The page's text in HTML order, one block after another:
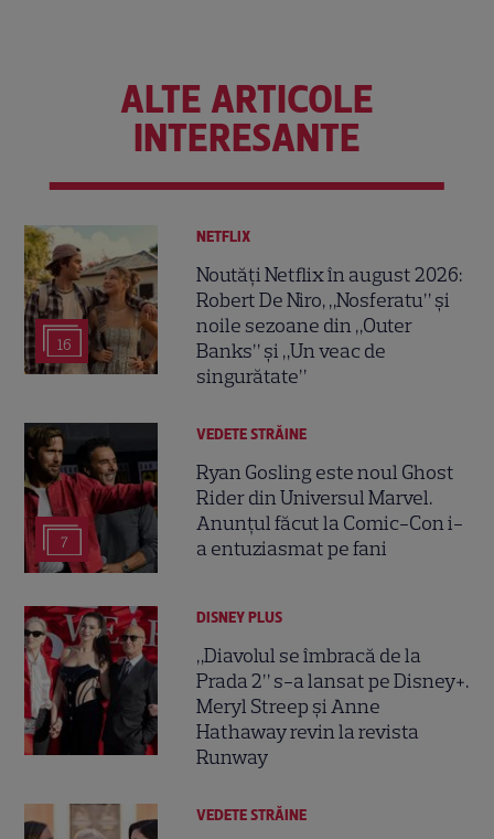
ALTE ARTICOLE
INTERESANTE
16
NETFLIX
Noutăți Netflix în august 2026:
Robert De Niro, „Nosferatu” și
noile sezoane din „Outer
Banks” și „Un veac de
singurătate”
7
VEDETE STRĂINE
Ryan Gosling este noul Ghost
Rider din Universul Marvel.
Anunțul făcut la Comic-Con i-
a entuziasmat pe fani
DISNEY PLUS
„Diavolul se îmbracă de la
Prada 2” s-a lansat pe Disney+.
Meryl Streep și Anne
Hathaway revin la revista
Runway
VEDETE STRĂINE